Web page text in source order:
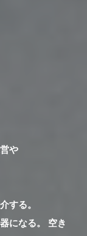
や
する。
になる。 空き